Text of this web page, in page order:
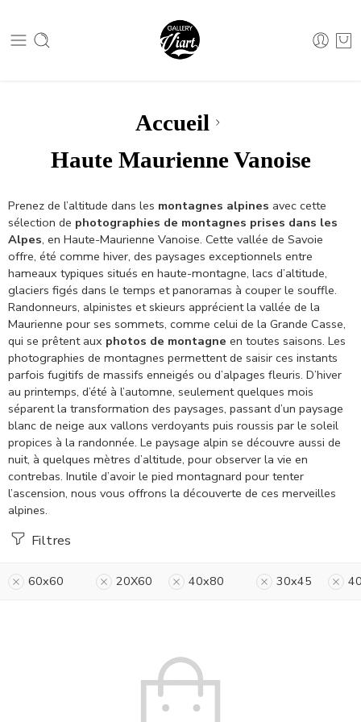
04 79 05 07 62
Accueil
Haute Maurienne Vanoise
Prenez de l’altitude dans les montagnes alpines avec cette
sélection de photographies de montagnes prises dans les
Alpes, en Haute-Maurienne Vanoise. Cette vallée de Savoie
offre, été comme hiver, des paysages exceptionnels entre
hameaux typiques situés en haute-montagne, lacs d’altitude,
glaciers figés dans le temps et panoramas à couper le souffle.
Randonneurs, alpinistes et skieurs apprécient la vallée de la
Maurienne pour ses sommets, comme celui de la Grande Casse,
qui se prêtent aux photos de montagne en toutes saisons. Les
photographies de montagnes permettent de saisir ces instants
parfois fugitifs de massifs enneigés ou d’alpages fleuris. D’hiver
au printemps, d’été à l’automne, seulement quelques mois
séparent la transformation des paysages, passant d’un paysage
blanc de neige aux vallons verdoyants puis roussis par le soleil
propices à la randonnée. Le paysage alpin se découvre aussi de
nuit, à quelques mètres d’altitude, pour observer la vie en
contrebas. Inutile d’avoir le pied montagnard pour tenter
l’ascension, nous vous offrons la découverte de ces merveilles
alpines.
Filtres
60x60 20X60 40x80 30x45